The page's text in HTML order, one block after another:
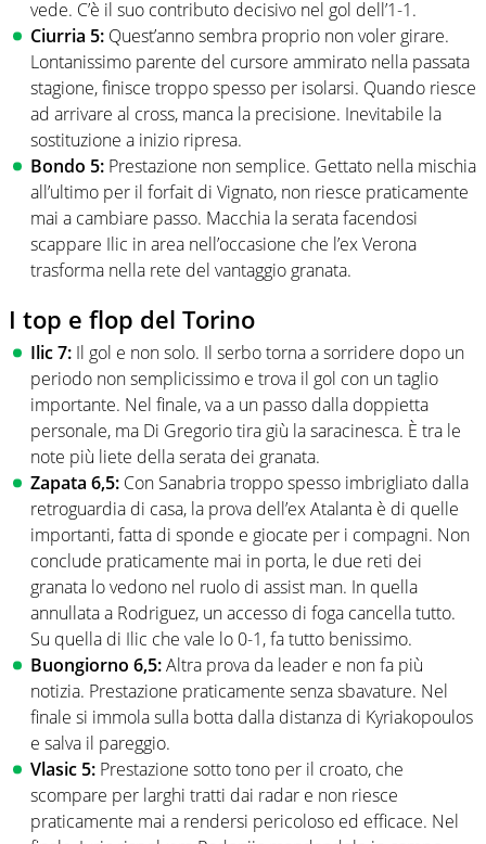
vede. C’è il suo contributo decisivo nel gol dell’1-1.
Ciurria 5: Quest’anno sembra proprio non voler girare.
Lontanissimo parente del cursore ammirato nella passata
stagione, finisce troppo spesso per isolarsi. Quando riesce
ad arrivare al cross, manca la precisione. Inevitabile la
sostituzione a inizio ripresa.
Bondo 5: Prestazione non semplice. Gettato nella mischia
all’ultimo per il forfait di Vignato, non riesce praticamente
mai a cambiare passo. Macchia la serata facendosi
scappare Ilic in area nell’occasione che l’ex Verona
trasforma nella rete del vantaggio granata.
I top e flop del Torino
Ilic 7: Il gol e non solo. Il serbo torna a sorridere dopo un
periodo non semplicissimo e trova il gol con un taglio
importante. Nel finale, va a un passo dalla doppietta
personale, ma Di Gregorio tira giù la saracinesca. È tra le
note più liete della serata dei granata.
Zapata 6,5: Con Sanabria troppo spesso imbrigliato dalla
retroguardia di casa, la prova dell’ex Atalanta è di quelle
importanti, fatta di sponde e giocate per i compagni. Non
conclude praticamente mai in porta, le due reti dei
granata lo vedono nel ruolo di assist man. In quella
annullata a Rodriguez, un accesso di foga cancella tutto.
Su quella di Ilic che vale lo 0-1, fa tutto benissimo.
Buongiorno 6,5:Altra prova da leader e non fa più
notizia. Prestazione praticamente senza sbavature. Nel
finale si immola sulla botta dalla distanza di Kyriakopoulos
e salva il pareggio.
Vlasic 5: Prestazione sotto tono per il croato, che
scompare per larghi tratti dai radar e non riesce
praticamente mai a rendersi pericoloso ed efficace. Nel